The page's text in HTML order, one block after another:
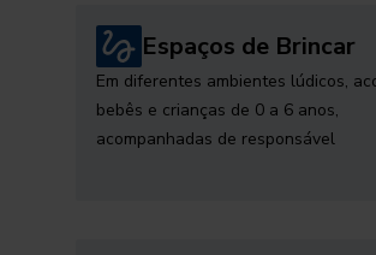
Espaços de Brincar
Em diferentes ambientes lúdicos,
bebês e crianças de 0 a 6 anos,
acompanhadas de responsável